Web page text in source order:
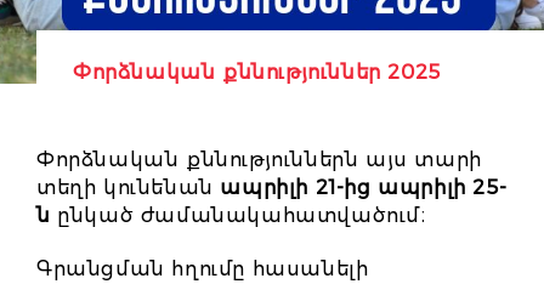
Փորձնական քննություններ 2025
Փորձնական քննություններն այս տարի
տեղի կունենան ապրիլի 21-ից ապրիլի 25-
ն ընկած ժամանակահատվածում։
Գրանցման հղումը հասանելի